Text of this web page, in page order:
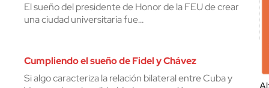
El sueño del presidente de Honor de la FEU de crear
una ciudad universitaria fue…
Cumpliendo el sueño de Fidel y Chávez
Si algo caracteriza la relación bilateral entre Cuba y